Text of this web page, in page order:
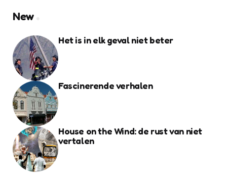
New
Het is in elk geval niet beter
Fascinerende verhalen
House on the Wind: de rust van niet
vertalen